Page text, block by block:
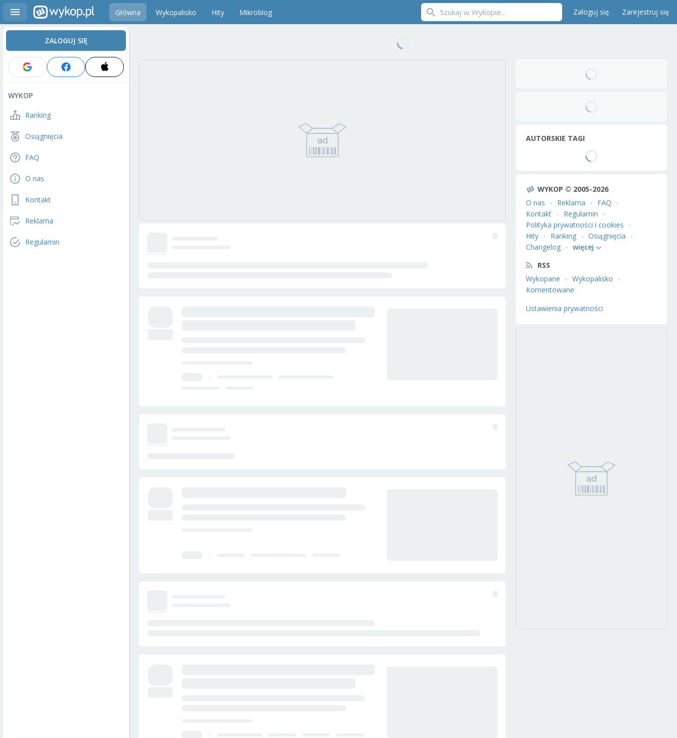
Główna Wykopalisko Hity Mikroblog Zaloguj się Zarejestruj się
ZALOGUJ SIĘ
WYKOP
Ranking
Osiągnięcia
FAQ
O nas
Kontakt
Reklama
Regulamin
AUTORSKIE TAGI
WYKOP © 2005-2026
O nas
Reklama
FAQ
Kontakt
Regulamin
Polityka prywatności i cookies
Hity
Ranking
Osiągnięcia
Changelog
więcej
RSS
Wykopane
Wykopalisko
Komentowane
Ustawienia prywatności